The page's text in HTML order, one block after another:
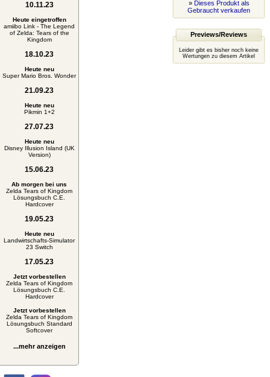
10.11.23
Heute eingetroffen
amiibo Link - The Legend
of Zelda: Tears of the
Kingdom
18.10.23
Heute neu
Super Mario Bros. Wonder
21.09.23
Heute neu
Pikmin 1+2
27.07.23
Heute neu
Disney Illusion Island (UK
Version)
15.06.23
Ab morgen bei uns
Zelda Tears of Kingdom
Lösungsbuch C.E.
Hardcover
19.05.23
Heute neu
Landwirtschafts-Simulator
23 Switch
17.05.23
Jetzt vorbestellen
Zelda Tears of Kingdom
Lösungsbuch C.E.
Hardcover
Jetzt vorbestellen
Zelda Tears of Kingdom
Lösungsbuch Standard
Softcover
...mehr anzeigen
» Dieses Produkt als
Gebraucht verkaufen
Previews/Reviews
Leider gibt es bisher noch keine
Wertungen zu diesem Artikel